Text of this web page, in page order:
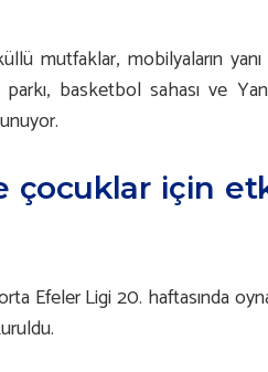
mutfaklar, mobilyaların
basketbol sahası ve
çocuklar için
Efeler Ligi 20. haftasında